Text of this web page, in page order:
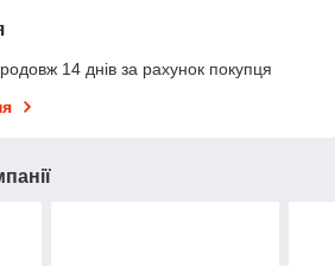
14 днів за рахунок покупця